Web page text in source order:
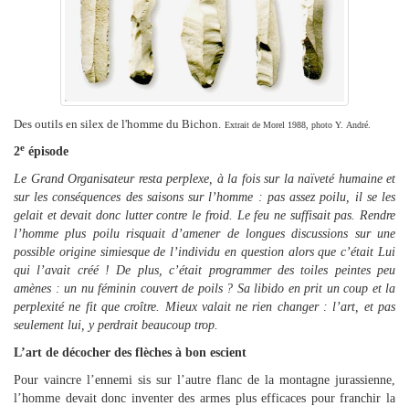
Des outils en silex de l'homme du Bichon. Extrait de Morel 1988, photo Y. André.
2e épisode
Le Grand Organisateur resta perplexe, à la fois sur la naïveté humaine et
sur les conséquences des saisons sur l’homme : pas assez poilu, il se les
gelait et devait donc lutter contre le froid. Le feu ne suffisait pas. Rendre
l’homme plus poilu risquait d’amener de longues discussions sur une
possible origine simiesque de l’individu en question alors que c’était Lui
qui l’avait créé ! De plus, c’était programmer des toiles peintes peu
amènes : un nu féminin couvert de poils ? Sa libido en prit un coup et la
perplexité ne fit que croître. Mieux valait ne rien changer : l’art, et pas
seulement lui, y perdrait beaucoup trop.
L’art de décocher des flèches à bon escient
Pour vaincre l’ennemi sis sur l’autre flanc de la montagne jurassienne,
l’homme devait donc inventer des armes plus efficaces pour franchir la